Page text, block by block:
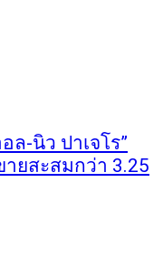
ล-นิว ปาเจโร”
ยสะสมกว่า 3.25